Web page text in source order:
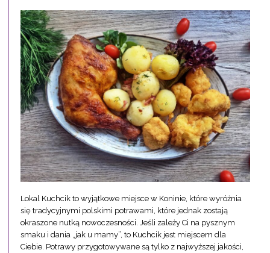
Lokal Kuchcik to wyjątkowe miejsce w Koninie, które wyróżnia
się tradycyjnymi polskimi potrawami, które jednak zostają
okraszone nutką nowoczesności. Jeśli zależy Ci na pysznym
smaku i dania „jak u mamy”, to Kuchcik jest miejscem dla
Ciebie. Potrawy przygotowywane są tylko z najwyższej jakości,